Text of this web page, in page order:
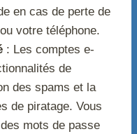
en cas de perte de
votre téléphone.
: Les comptes e-
de
des spams et la
de piratage. Vous
mots de passe